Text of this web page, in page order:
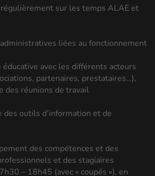
sur les temps ALAE et
liées au fonctionnement
avec les différents acteurs
partenaires, prestataires…),
des réunions de travail
outils d’information et de
des compétences et des
et des stagiaires
– 18h45 (avec « coupés »), en